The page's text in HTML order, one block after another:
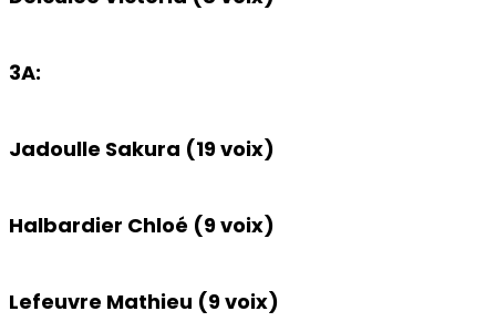
3A:
Jadoulle Sakura (19 voix)
Halbardier Chloé (9 voix)
Lefeuvre Mathieu (9 voix)